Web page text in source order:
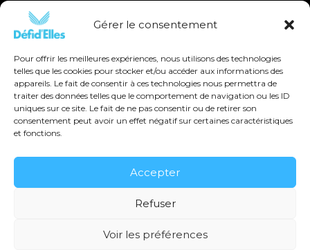
Gérer le consentement
Pour offrir les meilleures expériences, nous utilisons des technologies
telles que les cookies pour stocker et/ou accéder aux informations des
appareils. Le fait de consentir à ces technologies nous permettra de
traiter des données telles que le comportement de navigation ou les ID
uniques sur ce site. Le fait de ne pas consentir ou de retirer son
consentement peut avoir un effet négatif sur certaines caractéristiques
et fonctions.
Accepter
Refuser
Voir les préférences
Panier
Suivez-nous
Mentions légales
© 2026 Défi D'Elles - Tous droits réservés